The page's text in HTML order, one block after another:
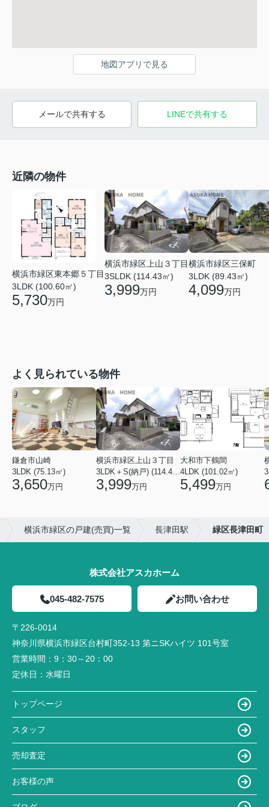
地図アプリで見る
メールで共有する LINEで共有する
近隣の物件
横浜市緑区東本郷５丁目
3LDK (100.60㎡)
5,730万円
横浜市緑区上山３丁目
3SLDK (114.43㎡)
3,999万円
横浜市緑区三保町
3LDK (89.43㎡)
4,099万円
よく見られている物件
鎌倉市山崎
3LDK (75.13㎡)
3,650万円
横浜市緑区上山３丁目
3,999万円
大和市下鶴間
4LDK (101.02㎡)
5,499万円
横浜市緑区の戸建(売買)一覧 長津田駅 緑区長津田町
株式会社アスカホーム
045-482-7575 お問い合わせ
〒226-0014
神奈川県横浜市緑区台村町352-13 第ニSKハイツ 101号室
営業時間： 9：30～20：00
定休日： 水曜日
トップページ
スタッフ
売却査定
お客様の声